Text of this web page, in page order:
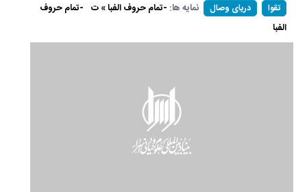
تقوا دریای وصال نمایه ها: -تمام حروف الفبا » ت -تمام حروف
الفبا